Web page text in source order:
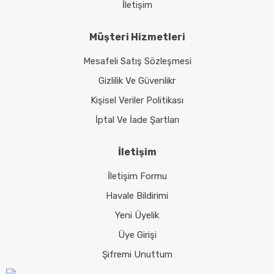
İletişim
Müşteri Hizmetleri
Mesafeli Satış Sözleşmesi
Gizlilik Ve Güvenlikr
Kişisel Veriler Politikası
İptal Ve İade Şartları
İletişim
İletişim Formu
Havale Bildirimi
Yeni Üyelik
Üye Girişi
Şifremi Unuttum